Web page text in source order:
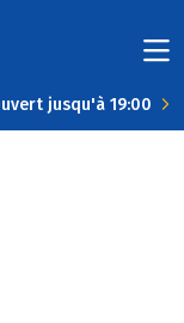
jusqu'à 19:00